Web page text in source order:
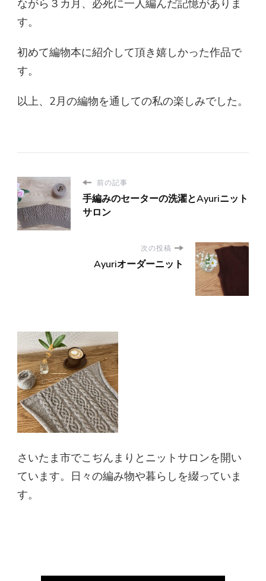
ながら３カ月、必死に一人編んだ記憶がありま
す。
初めて編物本に紹介して頂き嬉しかった作品で
す。
以上、2月の編物を通しての私の楽しみでした。
前の記事
手編みのセーターの洗濯とAyuriニット
サロン
次の投稿
Ayuriオーダーニット
さいたま市でこぢんまりとニットサロンを開い
ています。日々の編み物や暮らしを綴っていま
す。